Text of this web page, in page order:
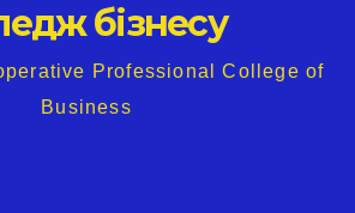
бізнесу
Professional College of
Business